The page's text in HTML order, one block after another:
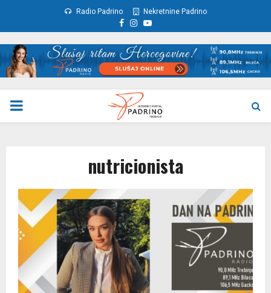
Radio Padrino Nekretnine Padrino
Facebook
Instagram
Youtube
PRIMARY
nutricionista